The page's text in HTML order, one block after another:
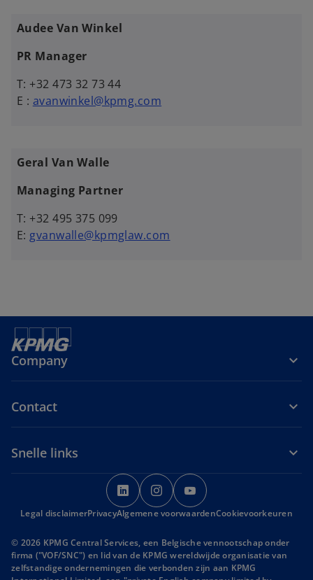
Audee Van Winkel
PR Manager
T: +32 473 32 73 44
E : avanwinkel@kpmg.com
Geral Van Walle
Managing Partner
T: +32 495 375 099
E: gvanwalle@kpmglaw.com
Company
Contact
Snelle links
o
p
e
s
i
o
p
e
s
i
p
e
s
i
Legal disclaimerPrivacyAlgemene voorwaardenCookievoorkeuren
© 2026 KPMG Central Services, een Belgische vennootschap onder
firma ("VOF/SNC") en lid van de KPMG wereldwijde organisatie van
zelfstandige ondernemingen die verbonden zijn aan KPMG